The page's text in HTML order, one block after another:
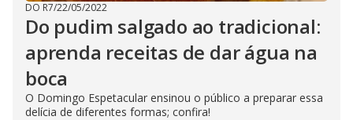
DO R7/22/05/2022
Do pudim salgado ao tradicional:
aprenda receitas de dar água na
boca
O Domingo Espetacular ensinou o público a preparar essa
delícia de diferentes formas; confira!